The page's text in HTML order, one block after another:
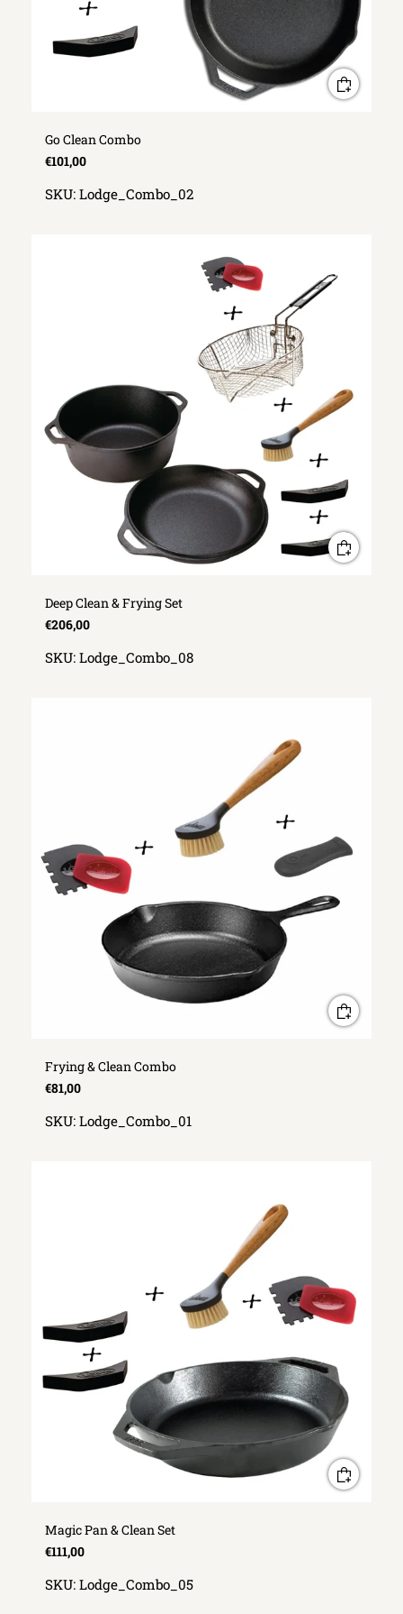
Go Clean Combo
€101,00
SKU: Lodge_Combo_02
Deep Clean & Frying Set
€206,00
SKU: Lodge_Combo_08
Frying & Clean Combo
€81,00
SKU: Lodge_Combo_01
Magic Pan & Clean Set
€111,00
SKU: Lodge_Combo_05